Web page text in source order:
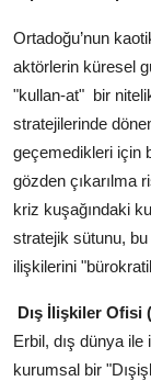
Ortadoğu’nun
aktörlerin küresel
"kullan-at" bir
stratejilerinde
geçemedikleri için
gözden çıkarılma
kriz kuşağındaki
stratejik sütunu,
ilişkilerini
Dış İlişkiler Ofisi
Erbil, dış dünya ile
kurumsal bir